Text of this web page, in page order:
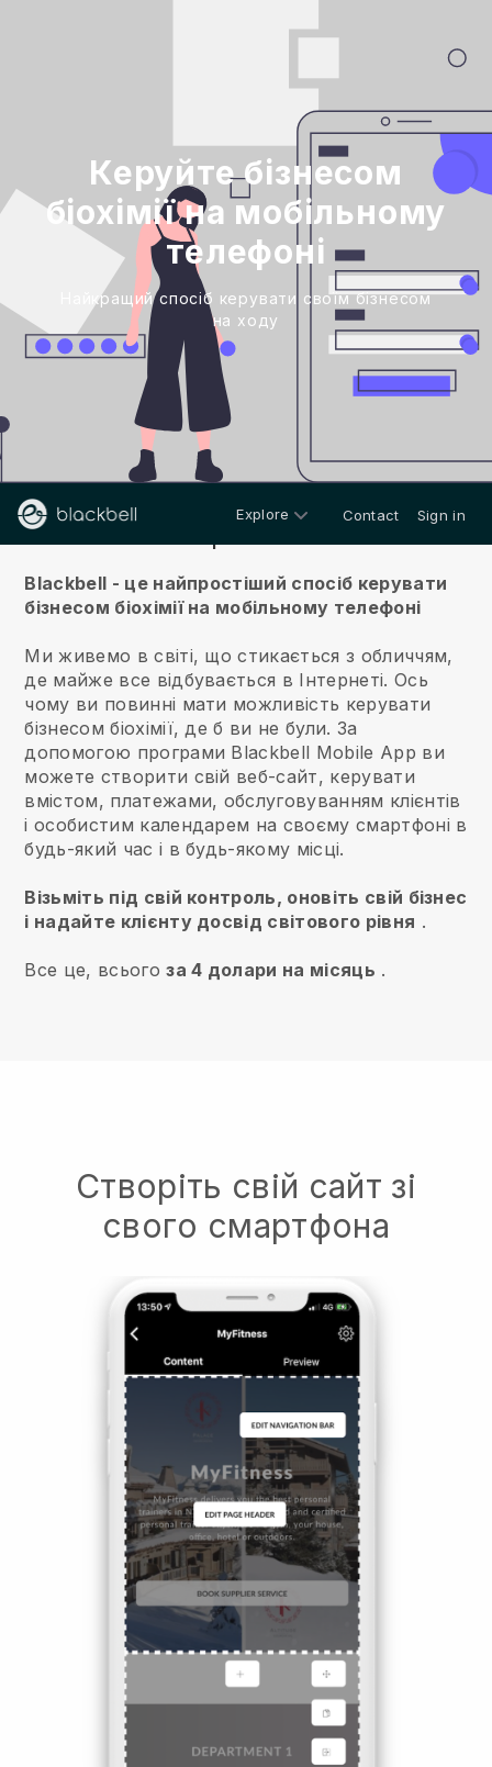
Керуйте бізнесом
біохімії на мобільному
телефоні
Найкращий спосіб керувати своїм бізнесом
на ходу
Explore Contact Sign in
Blackbell - це найпростіший спосіб керувати
бізнесом біохімії на мобільному телефоні
Ми живемо в світі, що стикається з обличчям,
де майже все відбувається в Інтернеті. Ось
чому ви повинні мати можливість керувати
бізнесом біохімії, де б ви не були. За
допомогою програми Blackbell Mobile App ви
можете створити свій веб-сайт, керувати
вмістом, платежами, обслуговуванням клієнтів
і особистим календарем на своєму смартфоні в
будь-який час і в будь-якому місці.
Візьміть під свій контроль, оновіть свій бізнес
і надайте клієнту досвід світового рівня .
Все це, всьогоза 4 долари на місяць .
Створіть свій сайт зі
свого смартфона